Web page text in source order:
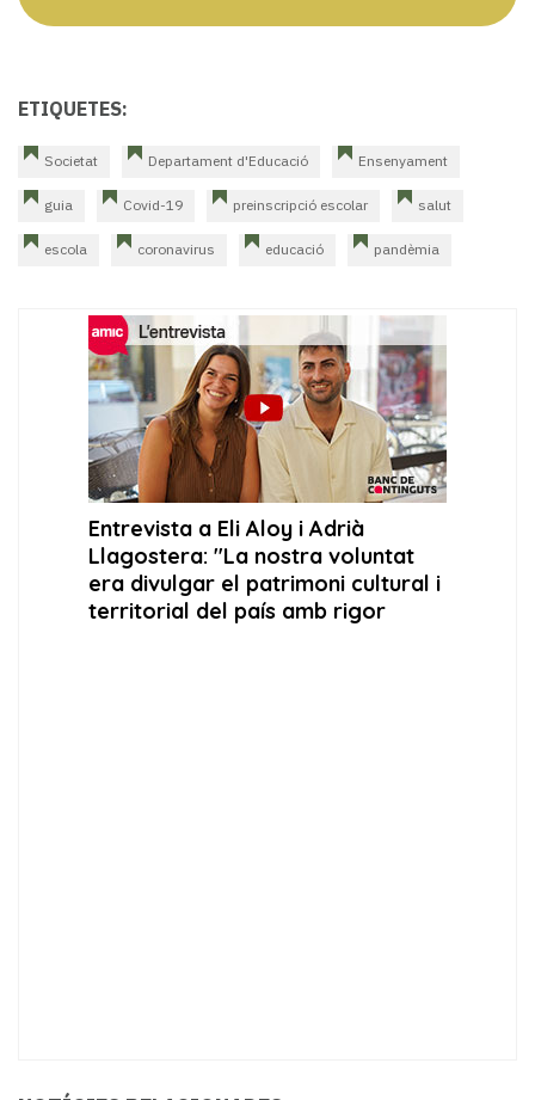
ETIQUETES:
Societat Departament d'Educació Ensenyament
guia Covid-19 preinscripció escolar salut
escola coronavirus educació pandèmia